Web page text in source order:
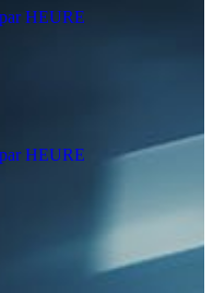
HEURE
HEURE